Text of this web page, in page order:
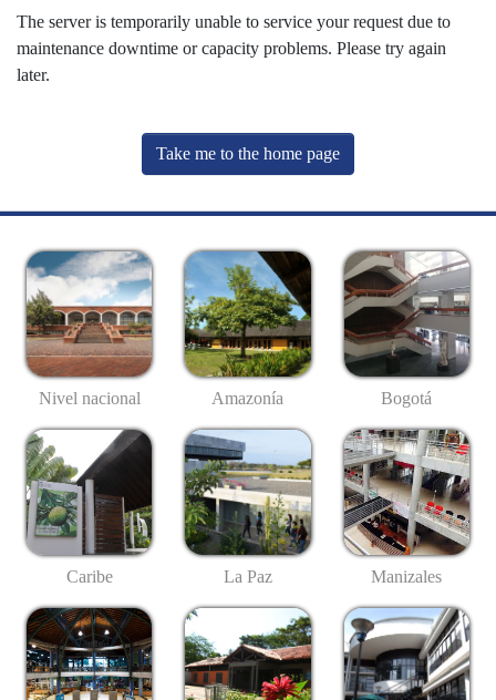
The server is temporarily unable to service your request due to
maintenance downtime or capacity problems. Please try again
later.
Take me to the home page
Nivel nacional Amazonía Bogotá
Caribe La Paz Manizales